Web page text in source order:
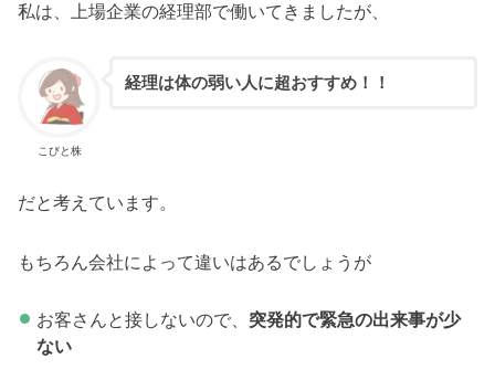
私は、上場企業の経理部で働いてきましたが、
こびと株
経理は体の弱い人に超おすすめ！！
だと考えています。
もちろん会社によって違いはあるでしょうが
お客さんと接しないので、 突発的で緊急の出来事が少
ない